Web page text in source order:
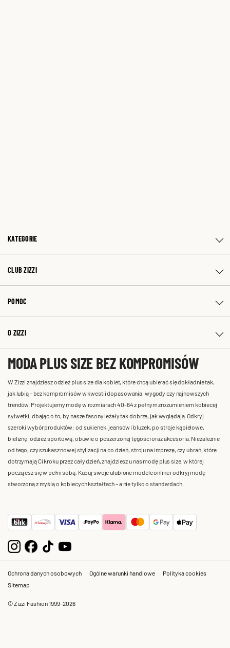
KATEGORIE
CLUB ZIZZI
POMOC
O ZIZZI
MODA PLUS SIZE BEZ KOMPROMISÓW
W Zizzi znajdziesz odzież plus size dla kobiet, które chcą ubierać się dokładnie tak,
jak lubią – bez kompromisów w kwestii dopasowania, wygody czy najnowszych
trendów. Projektujemy modę w rozmiarach 40-64 z pełnym zrozumieniem kobiecej
sylwetki, dbając o to, by nasze fasony leżały tak dobrze, jak wyglądają. Odkryj
szeroki wybór produktów: od sukienek, jeansów i bluzek, po stroje kąpielowe,
bieliznę, odzież sportową, obuwie o poszerzonej tęgości oraz akcesoria. Niezależnie
od tego, czy szukasz nowej stylizacji na co dzień, stroju na imprezę, czy ubrań, które
dotrzymają Ci kroku przez cały dzień, znajdziesz u nas modę plus size, w której
poczujesz się w pełni sobą. Kupuj swoje ulubione modele online i odkryj modę
stworzoną z myślą o kobiecych kształtach – a nie tylko o standardach.
Ochrona danych osobowych Ogólne warunki handlowe
Polityka cookies
Sitemap
© Zizzi Fashion 1999-2026